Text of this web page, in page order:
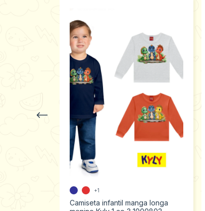
Camiseta infantil manga longa
+1